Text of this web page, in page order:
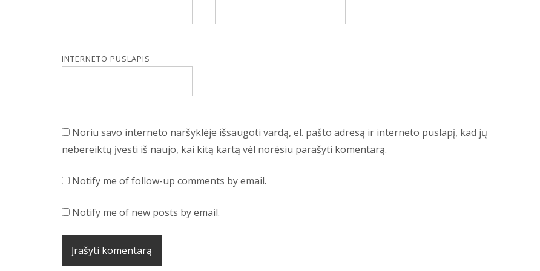
INTERNETO PUSLAPIS
Noriu savo interneto naršyklėje išsaugoti vardą, el. pašto adresą ir interneto puslapį, kad jų
nebereiktų įvesti iš naujo, kai kitą kartą vėl norėsiu parašyti komentarą.
Notify me of follow-up comments by email.
Notify me of new posts by email.